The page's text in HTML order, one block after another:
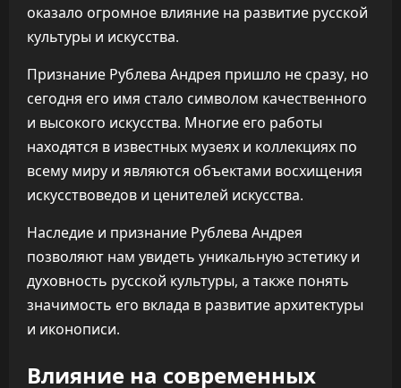
оказало огромное влияние на развитие русской
культуры и искусства.
Признание Рублева Андрея пришло не сразу, но
сегодня его имя стало символом качественного
и высокого искусства. Многие его работы
находятся в известных музеях и коллекциях по
всему миру и являются объектами восхищения
искусствоведов и ценителей искусства.
Наследие и признание Рублева Андрея
позволяют нам увидеть уникальную эстетику и
духовность русской культуры, а также понять
значимость его вклада в развитие архитектуры
и иконописи.
Влияние на современных